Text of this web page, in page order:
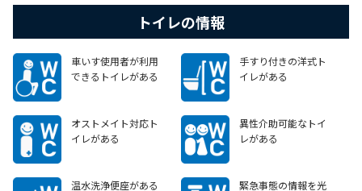
トイレの情報
車いす使用者が利用
できるトイレがある
手すり付きの洋式ト
イレがある
オストメイト対応ト
イレがある
異性介助可能なトイ
レがある
温水洗浄便座がある 緊急事態の情報を光